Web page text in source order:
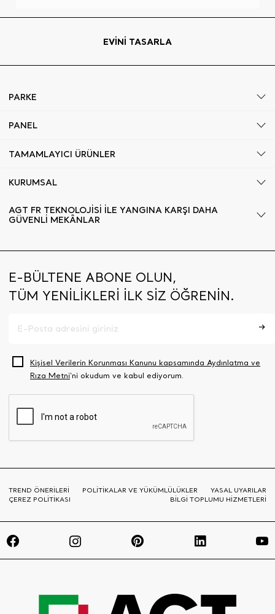
EVİNİ TASARLA
PARKE
PANEL
TAMAMLAYICI ÜRÜNLER
KURUMSAL
AGT FR TEKNOLOJİSİ İLE YANGINA KARŞI DAHA
GÜVENLİ MEKÂNLAR
E-BÜLTENE ABONE OLUN,
TÜM YENİLİKLERİ İLK SİZ ÖĞRENİN.
Kişisel Verilerin Korunması Kanunu kapsamında Aydınlatma ve
Rıza Metni‘ni okudum ve kabul ediyorum.
TREND ÖNERİLERİ POLİTİKALAR VE YÜKÜMLÜLÜKLER
YASAL UYARILAR
ÇEREZ POLİTİKASI
BİLGİ TOPLUMU HİZMETLERİ